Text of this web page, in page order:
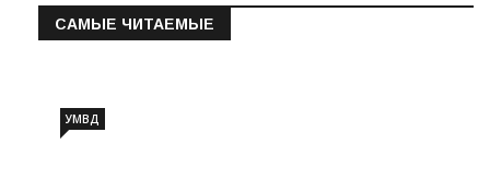
САМЫЕ ЧИТАЕМЫЕ
УМВД